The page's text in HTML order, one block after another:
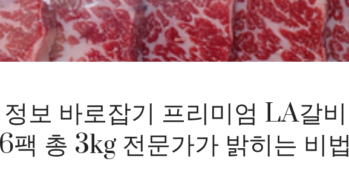
보 바로잡기 프리미엄 LA갈비
총 3kg 전문가가 밝히는 비법